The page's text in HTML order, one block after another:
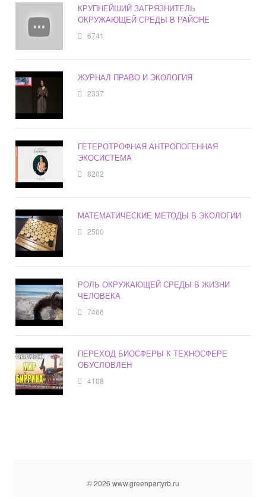
КРУПНЕЙШИЙ ЗАГРЯЗНИТЕЛЬ
ОКРУЖАЮЩЕЙ СРЕДЫ В РАЙОНЕ
6741
ЖУРНАЛ ПРАВО И ЭКОЛОГИЯ
2337
ГЕТЕРОТРОФНАЯ АНТРОПОГЕННАЯ
ЭКОСИСТЕМА
8202
МАТЕМАТИЧЕСКИЕ МЕТОДЫ В ЭКОЛОГИИ
2500
РОЛЬ ОКРУЖАЮЩЕЙ СРЕДЫ В ЖИЗНИ
ЧЕЛОВЕКА
7466
ПЕРЕХОД БИОСФЕРЫ К ТЕХНОСФЕРЕ
ОБУСЛОВЛЕН
4108
© 2026 www.greenpartyrb.ru